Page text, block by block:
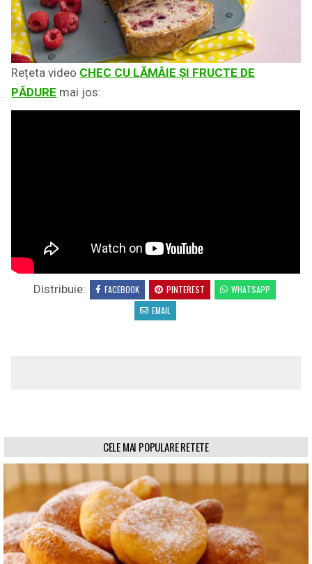
Rețeta video CHEC CU LĂMÂIE ȘI FRUCTE DE
PĂDURE mai jos:
Distribuie: FACEBOOK PINTEREST
WHATSAPP
EMAIL
CELE MAI POPULARE RETETE